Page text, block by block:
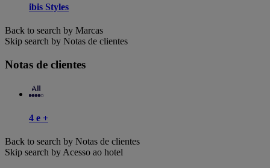
ibis Styles
Back to search by Marcas
Skip search by Notas de clientes
Notas de clientes
4 e +
Back to search by Notas de clientes
Skip search by Acesso ao hotel